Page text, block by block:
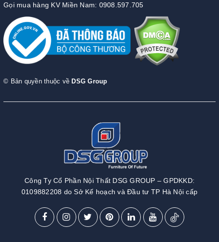
Gọi mua hàng KV Miền Nam: 0908.597.705
© Bản quyền thuộc về DSG Group
Công Ty Cổ Phần Nội Thất DSG GROUP – GPDKKD:
0109882208 do Sở Kế hoạch và Đầu tư TP Hà Nội cấp